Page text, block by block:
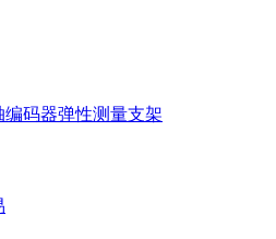
码器弹性测量支架